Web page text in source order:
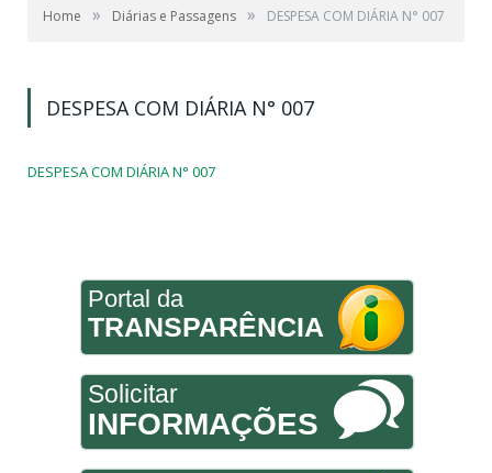
Home » Diárias e Passagens » DESPESA COM DIÁRIA N° 007
DESPESA COM DIÁRIA N° 007
DESPESA COM DIÁRIA N° 007
Portal da
TRANSPARÊNCIA
Solicitar
INFORMAÇÕES